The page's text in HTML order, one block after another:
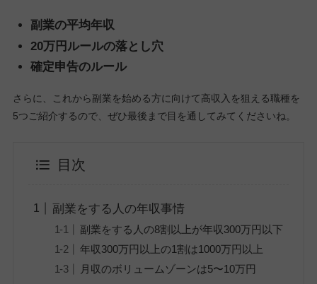
副業の平均年収
20万円ルールの落とし穴
確定申告のルール
さらに、これから副業を始める方に向けて高収入を狙える職種を
5つご紹介するので、ぜひ最後まで目を通してみてくださいね。
目次
副業をする人の年収事情
副業をする人の8割以上が年収300万円以下
年収300万円以上の1割は1000万円以上
月収のボリュームゾーンは5〜10万円